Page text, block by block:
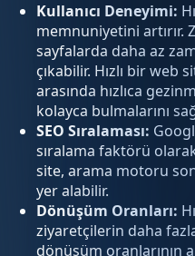
Kullanıcı Deneyimi:
memnuniyetini artırır.
sayfalarda daha az
çıkabilir. Hızlı bir web
arasında hızlıca
kolayca bulmalarını
SEO Sıralaması:
sıralama faktörü
site, arama motoru
yer alabilir.
Dönüşüm Oranları:
ziyaretçilerin daha
dönüşüm oranlarının